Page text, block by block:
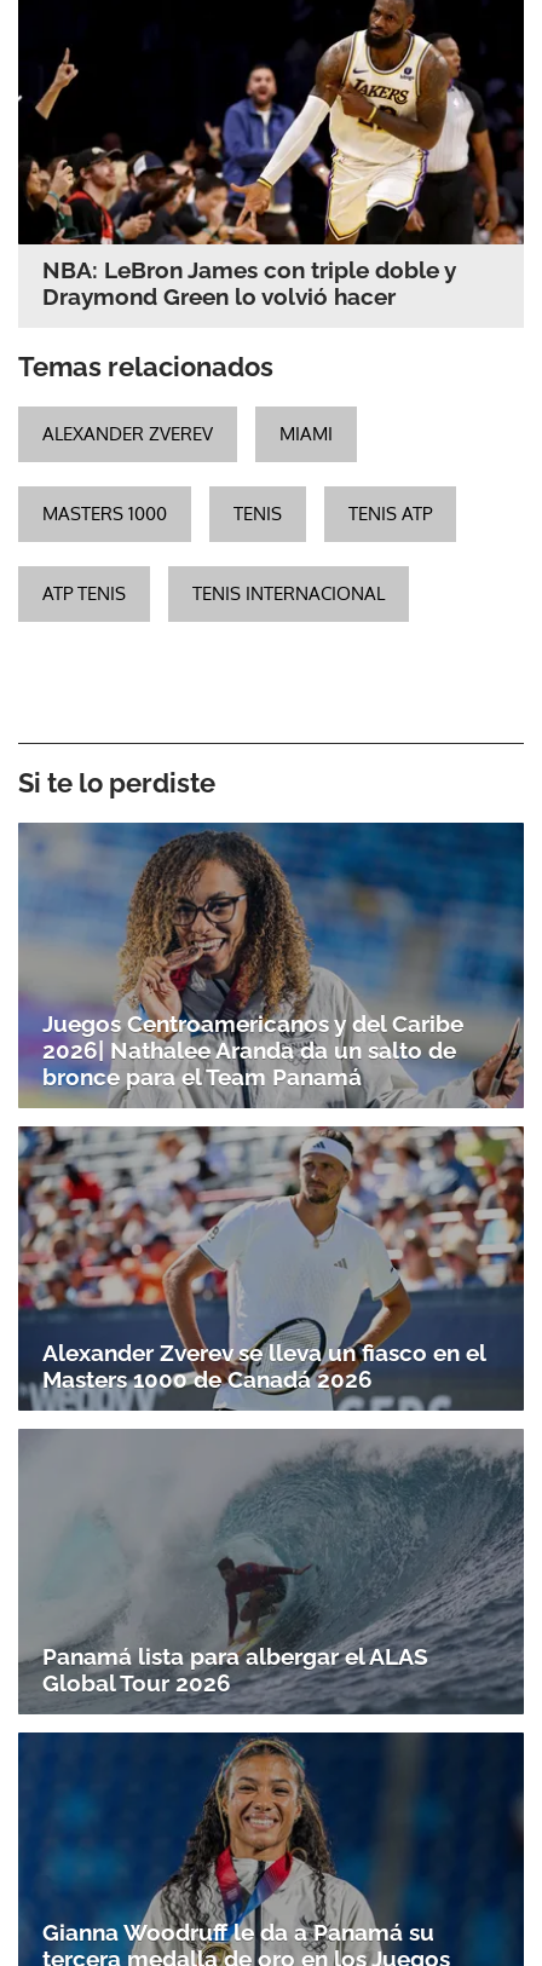
NBA: LeBron James con triple doble y
Draymond Green lo volvió hacer
Temas relacionados
ALEXANDER ZVEREV MIAMI
MASTERS 1000 TENIS TENIS ATP
ATP TENIS TENIS INTERNACIONAL
Si te lo perdiste
Juegos Centroamericanos y del Caribe
2026| Nathalee Aranda da un salto de
bronce para el Team Panamá
Alexander Zverev se lleva un fiasco en el
Masters 1000 de Canadá 2026
Panamá lista para albergar el ALAS
Global Tour 2026
Gianna Woodruff le da a Panamá su
tercera medalla de oro en los Juegos